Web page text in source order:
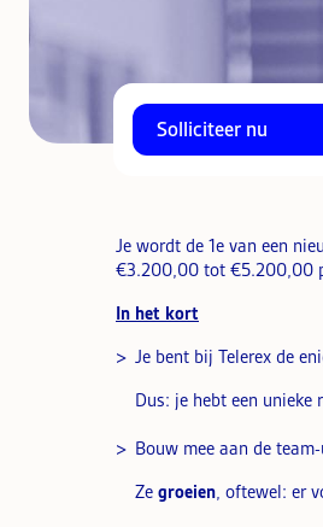
Solliciteer nu
Je wordt de 1e van een
€3.200,00 tot €5.200,00
In het kort
Je bent bij Telerex de
Dus: je hebt een
Bouw mee aan de
Ze groeien, oftewel: er